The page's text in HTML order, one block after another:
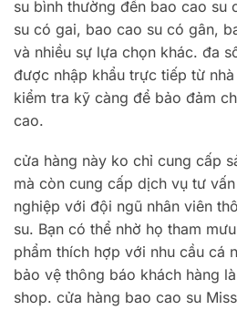
su bình thường đến bao cao su
su có gai, bao cao su có gân,
và nhiều sự lựa chọn khác. đa
được nhập khẩu trực tiếp từ
kiểm tra kỹ càng để bảo đảm
cao.
cửa hàng này ko chỉ cung cấp
mà còn cung cấp dịch vụ tư
nghiệp với đội ngũ nhân viên
su. Bạn có thể nhờ họ tham
phẩm thích hợp với nhu cầu cá
bảo vệ thông báo khách hàng
shop. cửa hàng bao cao su